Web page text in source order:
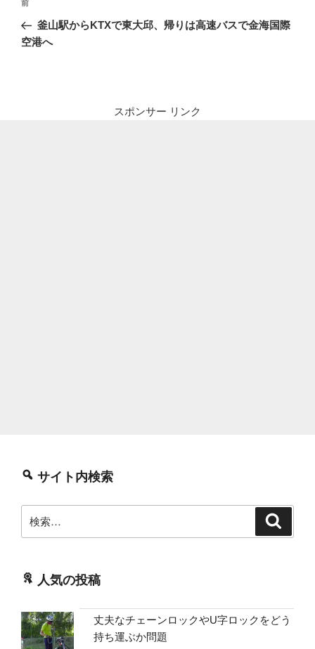
ナ
前
の
投
前
釜山駅からKTXで東大邱、帰りは高速バスで金海国際
空港へ
スポンサー リンク
サイト内検索
索:
人気の投稿
丈夫なチェーンロックやU字ロックをどう
持ち運ぶか問題